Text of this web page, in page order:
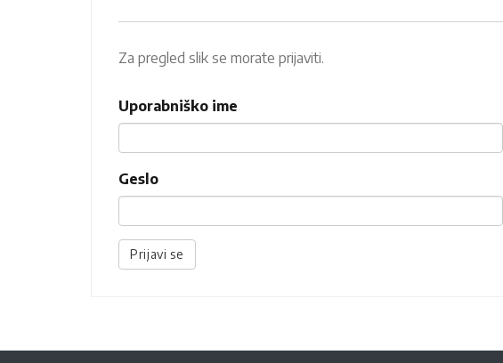
Za pregled slik se morate prijaviti.
Uporabniško ime
Geslo
Prijavi se